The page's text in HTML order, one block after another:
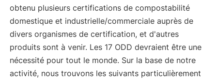
obtenu plusieurs certifications de compostabilité
domestique et industrielle/commerciale auprès de
divers organismes de certification, et d'autres
produits sont à venir. Les 17 ODD devraient être une
nécessité pour tout le monde. Sur la base de notre
activité, nous trouvons les suivants particulièrement